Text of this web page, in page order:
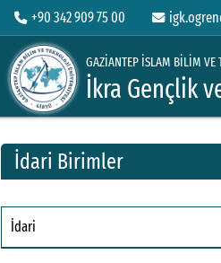
+90 342 909 75 00
GAZİANTEP İSLAM BİLİM VE
İkra Gençlik
İdari Birimler
İdari